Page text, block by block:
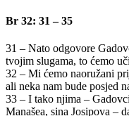
Br 32: 31 – 35
31 – Nato odgovore
tvojim slugama, to ćemo
32 – Mi ćemo naoružani
ali neka nam bude posjed
33 – I tako njima –
Manašea, sina Josipova –